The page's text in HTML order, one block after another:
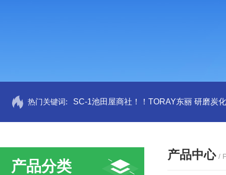
热门关键词: SC-1池田屋商社！！TORAY东丽 研磨炭
产品分类
产品中心 /